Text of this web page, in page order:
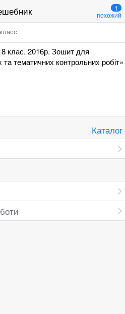
1
похожий
8 клас. 2016р. Зошит для
та тематичних контрольних робіт»
Каталог